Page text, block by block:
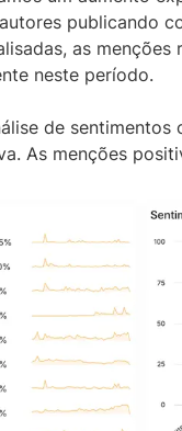
publicando
as
neste período.
de
As menções